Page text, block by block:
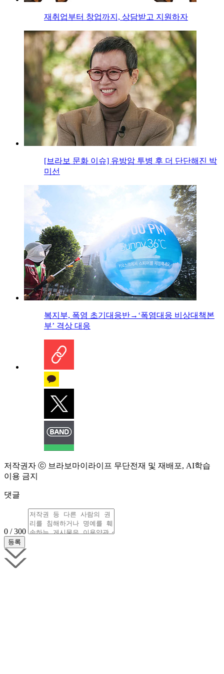
재취업부터 창업까지, 상담받고 지원하자
[브라보 문화 이슈] 유방암 투병 후 더 단단해진 박
미선
복지부, 폭염 초기대응반→‘폭염대응 비상대책본
부’ 격상 대응
저작권자 ⓒ 브라보마이라이프 무단전재 및 재배포, AI학습
이용 금지
댓글
0 / 300